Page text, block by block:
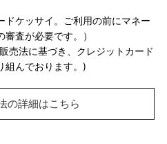
ドケッサイ。ご利用の前にマネー
査が必要です。）
売法に基づき、クレジットカード
組んでおります。)
の詳細はこちら